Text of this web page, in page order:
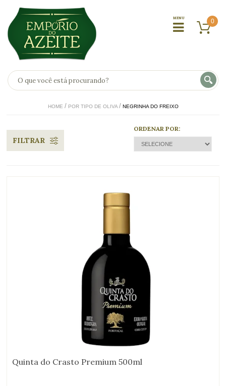
0
HOME POR TIPO DE OLIVA NEGRINHA DO FREIXO
FILTRAR
ORDENAR POR:
Quinta do Crasto Premium 500ml